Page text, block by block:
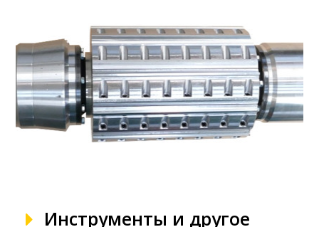
Инструменты и другое